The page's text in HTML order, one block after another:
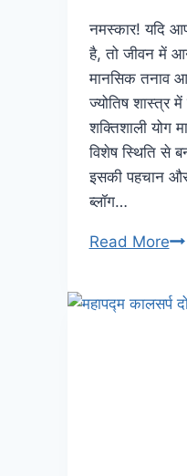
नमस्कार! यदि
है, तो जीवन में
मानसिक तनाव
ज्योतिष शास्त्र
शक्तिशाली योग
विशेष स्थिति से
इसकी पहचान
ब्लॉग…
Read More